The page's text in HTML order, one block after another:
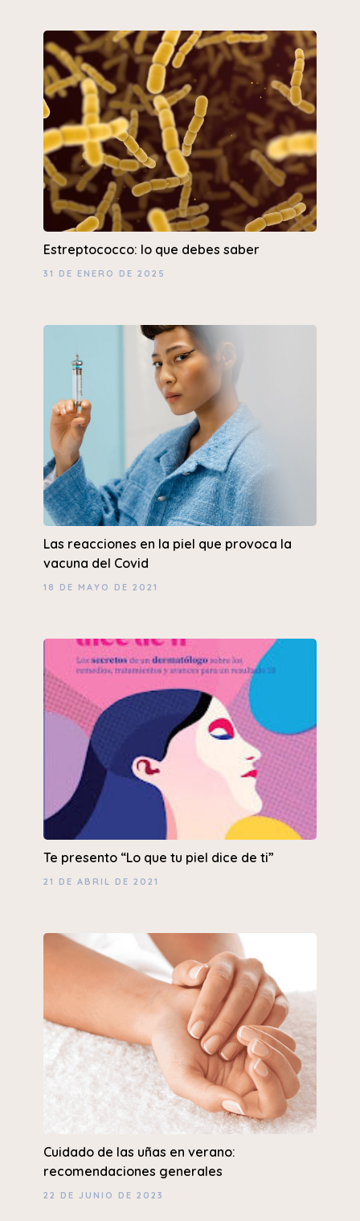
Estreptococco: lo que debes saber
31 DE ENERO DE 2025
Las reacciones en la piel que provoca la
vacuna del Covid
18 DE MAYO DE 2021
Te presento “Lo que tu piel dice de ti”
21 DE ABRIL DE 2021
Cuidado de las uñas en verano:
recomendaciones generales
22 DE JUNIO DE 2023